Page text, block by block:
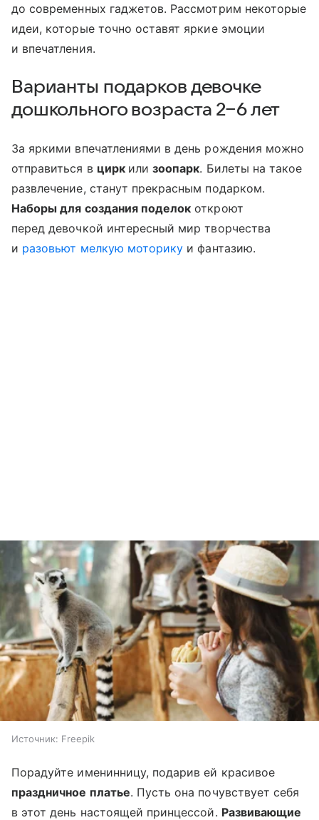
до современных гаджетов. Рассмотрим некоторые
идеи, которые точно оставят яркие эмоции
и впечатления.
Варианты подарков девочке
дошкольного возраста 2−6 лет
За яркими впечатлениями в день рождения можно
отправиться в цирк илизоопарк. Билеты на такое
развлечение, станут прекрасным подарком.
Наборы для создания поделок откроют
перед девочкой интересный мир творчества
и разовьют мелкую моторику и фантазию.
Источник: Freepik
Порадуйте именинницу, подарив ей красивое
праздничное платье. Пусть она почувствует себя
в этот день настоящей принцессой. Развивающие